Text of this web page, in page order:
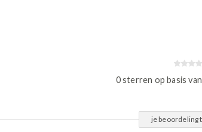
0 sterren op basis
je beoordeling